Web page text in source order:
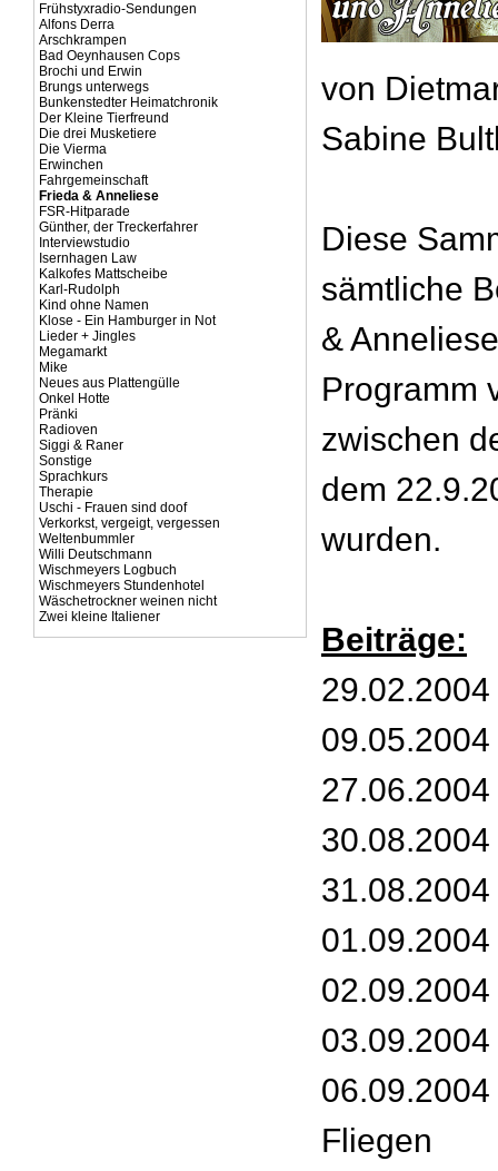
Frühstyxradio-Sendungen
Alfons Derra
Arschkrampen
Bad Oeynhausen Cops
Brochi und Erwin
Brungs unterwegs
Bunkenstedter Heimatchronik
Der Kleine Tierfreund
Die drei Musketiere
Die Vierma
Erwinchen
Fahrgemeinschaft
Frieda & Anneliese
FSR-Hitparade
Günther, der Treckerfahrer
Interviewstudio
Isernhagen Law
Kalkofes Mattscheibe
Karl-Rudolph
Kind ohne Namen
Klose - Ein Hamburger in Not
Lieder + Jingles
Megamarkt
Mike
Neues aus Plattengülle
Onkel Hotte
Pränki
Radioven
Siggi & Raner
Sonstige
Sprachkurs
Therapie
Uschi - Frauen sind doof
Verkorkst, vergeigt, vergessen
Weltenbummler
Willi Deutschmann
Wischmeyers Logbuch
Wischmeyers Stundenhotel
Wäschetrockner weinen nicht
Zwei kleine Italiener
von
Sabine
Diese
sämtliche
&
Programm
zwischen
dem
wurden.
Beiträge:
Fliegen